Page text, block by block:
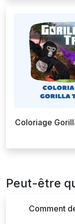
Coloriage
Peut-être
Comment